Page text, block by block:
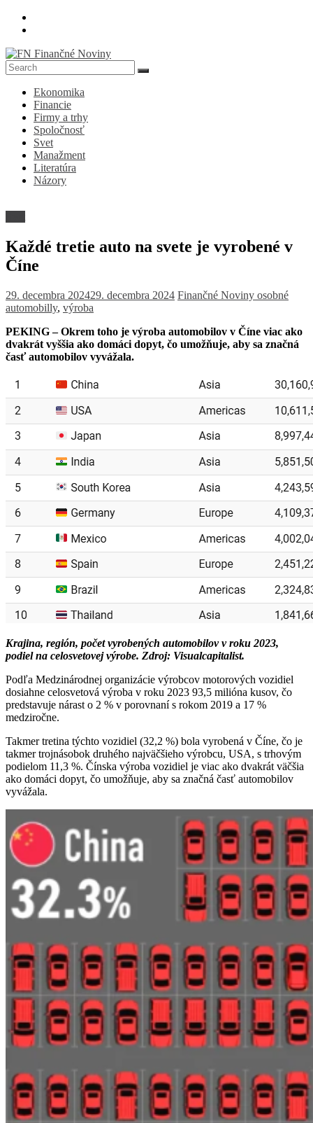
Skip
FN
Finančné
Noviny
Denník
ekonomike
spoločnosti
Ekonomika
Financie
Firmy a trhy
Spoločnosť
Svet
Manažment
Literatúra
Názory
Každé tretie auto na svete je vyrobené v
Číne
29. decembra 202429. decembra 2024 Finančné Noviny osobné
automobilly, výroba
PEKING – Okrem toho je výroba automobilov v Číne viac ako
dvakrát vyššia ako domáci dopyt, čo umožňuje, aby sa značná
časť automobilov vyvážala.
Krajina, región, počet vyrobených automobilov v roku 2023,
podiel na celosvetovej výrobe. Zdroj: Visualcapitalist.
Podľa Medzinárodnej organizácie výrobcov motorových vozidiel
dosiahne celosvetová výroba v roku 2023 93,5 milióna kusov, čo
predstavuje nárast o 2 % v porovnaní s rokom 2019 a 17 %
medziročne.
Takmer tretina týchto vozidiel (32,2 %) bola vyrobená v Číne, čo je
takmer trojnásobok druhého najväčšieho výrobcu, USA, s trhovým
podielom 11,3 %. Čínska výroba vozidiel je viac ako dvakrát väčšia
ako domáci dopyt, čo umožňuje, aby sa značná časť automobilov
vyvážala.